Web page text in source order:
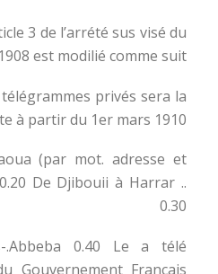
3 de l’arrété sus visé du
est modilié comme suit :
privés sera la
à partir du 1er mars 1910 :
(par mot. adresse et
De Djibouii à Harrar ..
0.30
0.40 Le a télé
Gouvernement Francais